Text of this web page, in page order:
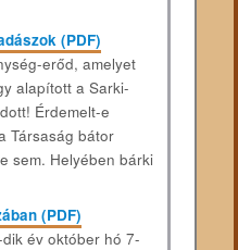
(PDF)
erőd, amelyet
alapított a Sarki-
Érdemelt-e
Társaság bátor
sem. Helyében bárki
(PDF)
év október hó 7-